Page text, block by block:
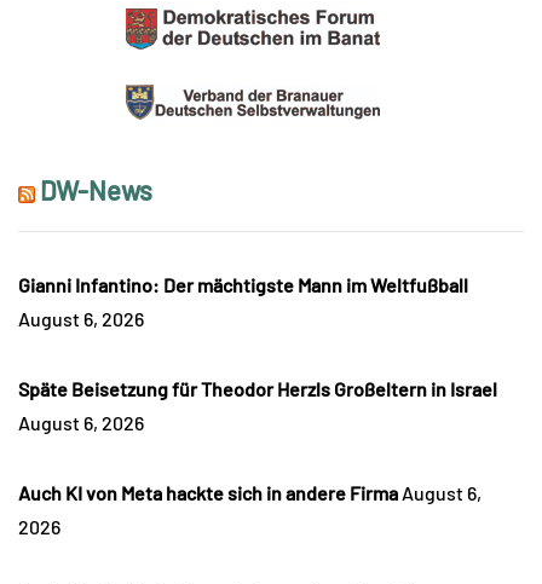
DW-News
Gianni Infantino: Der mächtigste Mann im Weltfußball
August 6, 2026
Späte Beisetzung für Theodor Herzls Großeltern in Israel
August 6, 2026
Auch KI von Meta hackte sich in andere Firma August 6,
2026